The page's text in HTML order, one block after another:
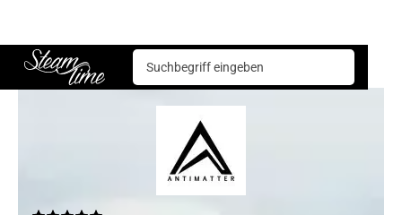
Steam time
Basen & Aromen Aromen Antimatter